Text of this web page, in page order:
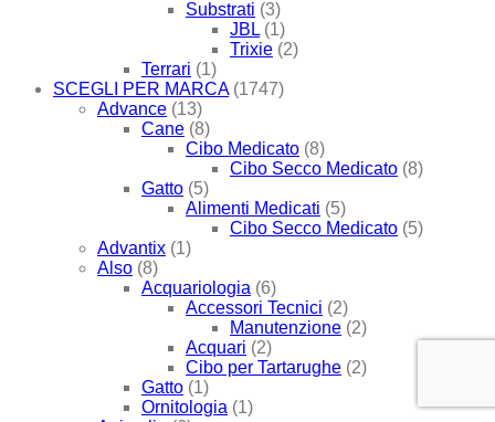
Substrati (3)
JBL (1)
Trixie (2)
Terrari (1)
SCEGLI PER MARCA (1747)
Advance (13)
Cane (8)
Cibo Medicato (8)
Cibo Secco Medicato (8)
Gatto (5)
Alimenti Medicati (5)
Cibo Secco Medicato (5)
Advantix (1)
Also (8)
Acquariologia (6)
Accessori Tecnici (2)
Manutenzione (2)
Acquari (2)
Cibo per Tartarughe (2)
Gatto (1)
Ornitologia (1)